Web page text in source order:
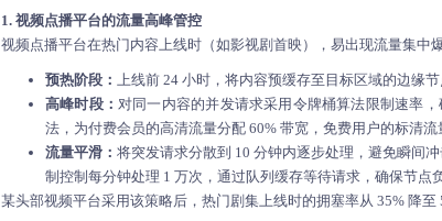
1. 视频点播平台的流量高峰管控
视频点播平台在热门内容上线时（如影视剧首映），易出现流量集中
预热阶段： 上线前 24 小时，将内容预缓存至目标区域的边缘
高峰时段：对同一内容的并发请求采用令牌桶算法限制速率
法，为付费会员的高清流量分配 60% 带宽，免费用户的标清流
流量平滑：将突发请求分散到 10 分钟内逐步处理，避免瞬间
制控制每分钟处理 1 万次，通过队列缓存等待请求，确保节点
某头部视频平台采用该策略后，热门剧集上线时的拥塞率从 35% 降至